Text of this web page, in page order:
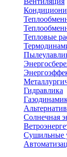
Тепловые
Гидравлика
Солнечная
Сушильные